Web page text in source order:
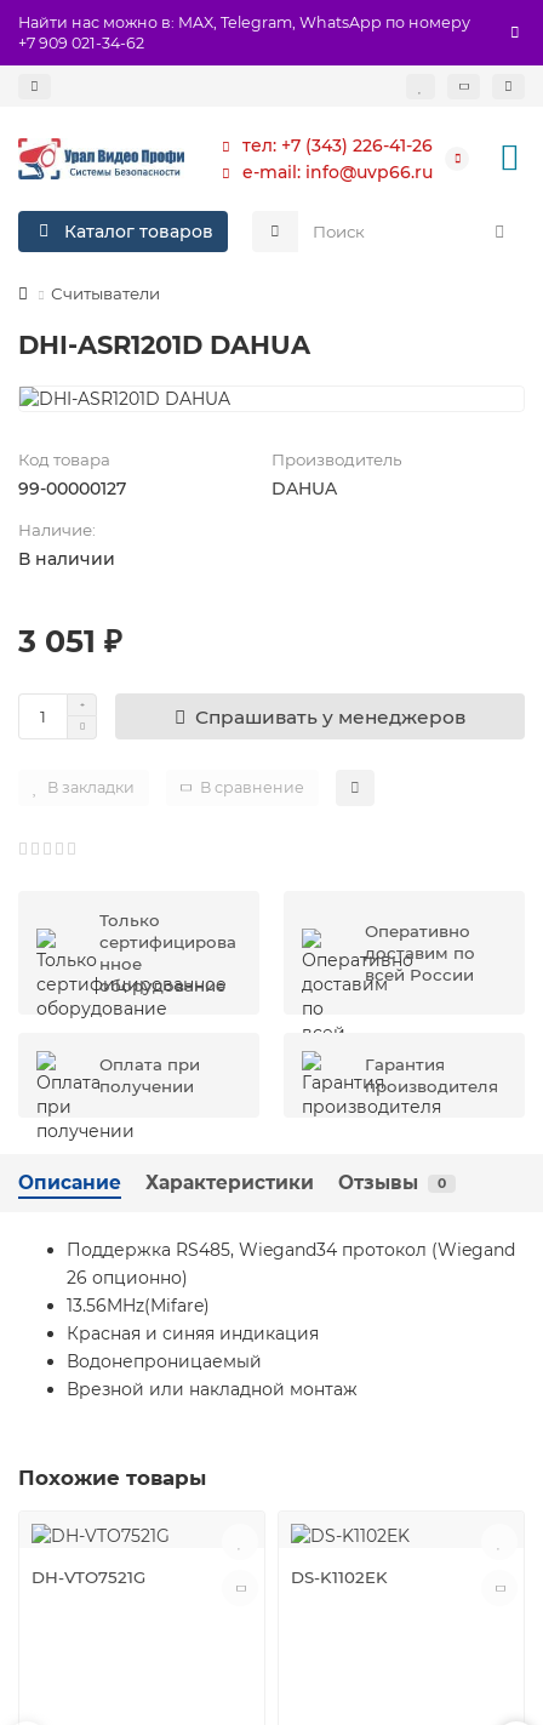
Найти нас можно в: MAX, Telegram, WhatsApp по номеру
+7 909 021-34-62
тел: +7 (343) 226-41-26
e-mail: info@uvp66.ru
Каталог товаров
Считыватели
DHI-ASR1201D DAHUA
Код товара
99-00000127
Производитель
DAHUA
Наличие:
В наличии
3 051 ₽
Спрашивать у менеджеров
В закладки В сравнение
Только
сертифицирова
нное
оборудование
Оперативно
доставим по
всей России
Оплата при
получении
Гарантия
производителя
Описание Характеристики Отзывы 0
Поддержка RS485, Wiegand34 протокол (Wiegand
26 опционно)
13.56MHz(Mifare)
Красная и синяя индикация
Водонепроницаемый
Врезной или накладной монтаж
Похожие товары
DH-VTO7521G DS-K1102EK